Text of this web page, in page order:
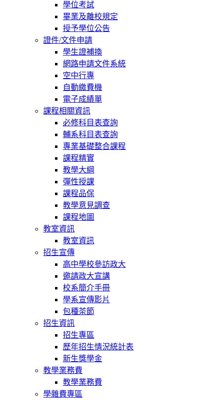
學位考試
畢業及離校規定
授予學位公告
證件/文件申請
學生證補換
網路申請文件系統
空中行專
自動繳費機
電子成績單
課程相關資訊
必修科目表查詢
輔系科目表查詢
專業基礎整合課程
課程精實
教學大綱
彈性授課
課程品保
教學意見調查
課程地圖
教室資訊
教室資訊
招生宣傳
高中學校參訪政大
邀請政大宣講
校系簡介手冊
學系宣傳影片
包種茶節
招生資訊
招生專區
歷年招生情況統計表
新生獎學金
教學業務費
教學業務費
學雜費專區